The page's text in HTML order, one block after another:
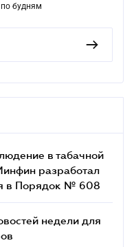
будням
в табачной
разработал
в Порядок № 608
недели для